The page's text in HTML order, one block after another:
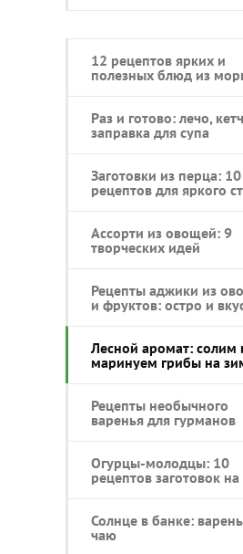
12 рецептов ярких и
полезных блюд из
Раз и готово: лечо,
заправка для супа
Заготовки из перца: 10
рецептов для яркого
Ассорти из овощей: 9
творческих идей
Рецепты аджики из
и фруктов: остро и
Лесной аромат: солим
маринуем грибы на
Рецепты необычного
варенья для гурманов
Огурцы-молодцы: 10
рецептов заготовок
Солнце в банке:
чаю